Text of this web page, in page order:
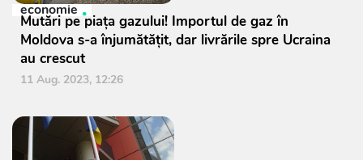
economie
Mutări pe piața gazului! Importul de gaz în
Moldova s-a înjumătățit, dar livrările spre Ucraina
au crescut
11 Aug. 2023, 12:26